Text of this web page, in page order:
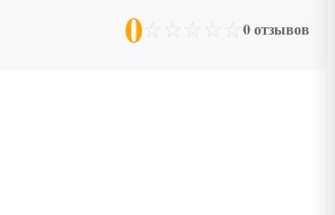
0 ☆ ☆ ☆ ☆ ☆ 0 отзывов